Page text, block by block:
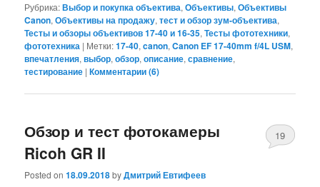
Рубрика:Выбор и покупка объектива,Объективы,Объективы
Canon,Объективы на продажу,тест и обзор зум-объектива,
Тесты и обзоры объективов 17-40 и 16-35,Тесты фототехники,
фототехника | Метки:17-40,canon,Canon EF 17-40mm f/4L USM,
впечатления,выбор,обзор,описание,сравнение,
тестирование |Комментарии (6)
Обзор и тест фотокамеры
Ricoh GR II
Posted on18.09.2018byДмитрий Евтифеев
19